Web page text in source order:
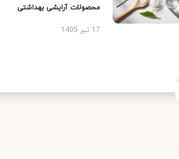
محصولات آرایشی بهداشتی
17 تیر 1405